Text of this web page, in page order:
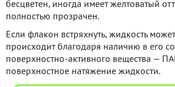
бесцветен, иногда имеет желтоватый
полностью прозрачен.
Если флакон встряхнуть, жидкость
происходит благодаря наличию в его
поверхностно-активного вещества —
поверхностное натяжение жидкости.